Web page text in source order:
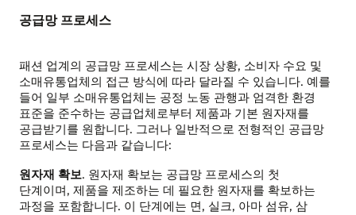
공급망 프로세스
패션 업계의 공급망 프로세스는 시장 상황, 소비자 수요 및
소매유통업체의 접근 방식에 따라 달라질 수 있습니다. 예를
들어 일부 소매유통업체는 공정 노동 관행과 엄격한 환경
표준을 준수하는 공급업체로부터 제품과 기본 원자재를
공급받기를 원합니다. 그러나 일반적으로 전형적인 공급망
프로세스는 다음과 같습니다:
원자재 확보. 원자재 확보는 공급망 프로세스의 첫
단계이며, 제품을 제조하는 데 필요한 원자재를 확보하는
과정을 포함합니다. 이 단계에는 면, 실크, 아마 섬유, 삼